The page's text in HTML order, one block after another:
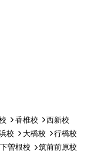
香椎校
西新校
校 大橋校
行橋校
下曽根校
筑前前原校